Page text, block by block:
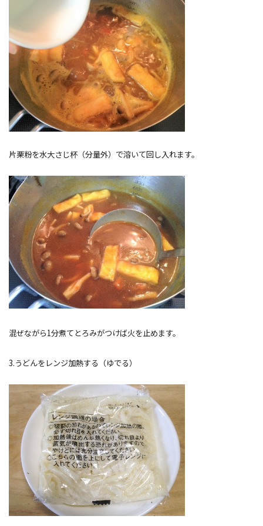
片栗粉を水大さじ杯（分量外）で溶いて回し入れます。
混ぜながら1分煮てとろみがつけば火を止めます。
3.うどんをレンジ加熱する（ゆでる）